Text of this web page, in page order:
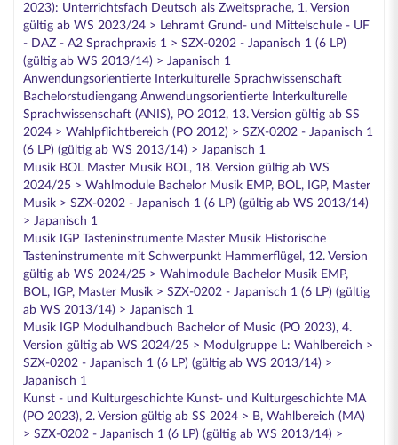
2023): Unterrichtsfach Deutsch als Zweitsprache, 1. Version
gültig ab WS 2023/24 > Lehramt Grund- und Mittelschule - UF
- DAZ - A2 Sprachpraxis 1 > SZX-0202 - Japanisch 1 (6 LP)
(gültig ab WS 2013/14) > Japanisch 1
Anwendungsorientierte Interkulturelle Sprachwissenschaft
Bachelorstudiengang Anwendungsorientierte Interkulturelle
Sprachwissenschaft (ANIS), PO 2012, 13. Version gültig ab SS
2024 > Wahlpflichtbereich (PO 2012) > SZX-0202 - Japanisch 1
(6 LP) (gültig ab WS 2013/14) > Japanisch 1
Musik BOL Master Musik BOL, 18. Version gültig ab WS
2024/25 > Wahlmodule Bachelor Musik EMP, BOL, IGP, Master
Musik > SZX-0202 - Japanisch 1 (6 LP) (gültig ab WS 2013/14)
> Japanisch 1
Musik IGP Tasteninstrumente Master Musik Historische
Tasteninstrumente mit Schwerpunkt Hammerflügel, 12. Version
gültig ab WS 2024/25 > Wahlmodule Bachelor Musik EMP,
BOL, IGP, Master Musik > SZX-0202 - Japanisch 1 (6 LP) (gültig
ab WS 2013/14) > Japanisch 1
Musik IGP Modulhandbuch Bachelor of Music (PO 2023), 4.
Version gültig ab WS 2024/25 > Modulgruppe L: Wahlbereich >
SZX-0202 - Japanisch 1 (6 LP) (gültig ab WS 2013/14) >
Japanisch 1
Kunst - und Kulturgeschichte Kunst- und Kulturgeschichte MA
(PO 2023), 2. Version gültig ab SS 2024 > B, Wahlbereich (MA)
> SZX-0202 - Japanisch 1 (6 LP) (gültig ab WS 2013/14) >